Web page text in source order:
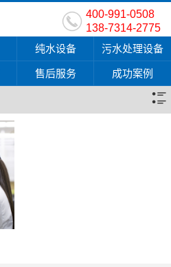
400-991-0508
138-7314-2775
纯水设备 污水处理设备
售后服务 成功案例